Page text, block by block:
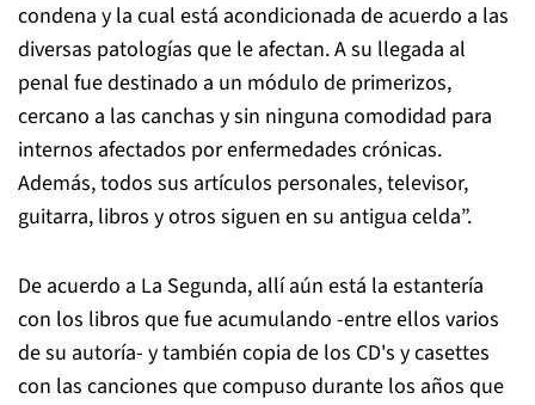
condena y la cual está acondicionada de acuerdo a las
diversas patologías que le afectan. A su llegada al
penal fue destinado a un módulo de primerizos,
cercano a las canchas y sin ninguna comodidad para
internos afectados por enfermedades crónicas.
Además, todos sus artículos personales, televisor,
guitarra, libros y otros siguen en su antigua celda”.
De acuerdo a La Segunda, allí aún está la estantería
con los libros que fue acumulando -entre ellos varios
de su autoría- y también copia de los CD's y casettes
con las canciones que compuso durante los años que